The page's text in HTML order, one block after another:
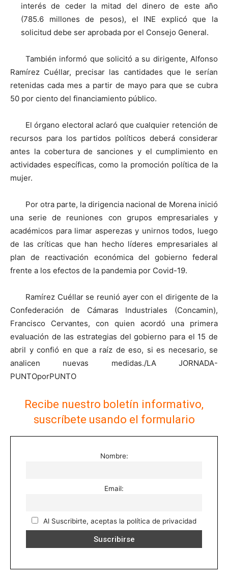
interés de ceder la mitad del dinero de este año
(785.6 millones de pesos), el INE explicó que la
solicitud debe ser aprobada por el Consejo General.
También informó que solicitó a su dirigente, Alfonso
Ramírez Cuéllar, precisar las cantidades que le serían
retenidas cada mes a partir de mayo para que se cubra
50 por ciento del financiamiento público.
El órgano electoral aclaró que cualquier retención de
recursos para los partidos políticos deberá considerar
antes la cobertura de sanciones y el cumplimiento en
actividades específicas, como la promoción política de la
mujer.
Por otra parte, la dirigencia nacional de Morena inició
una serie de reuniones con grupos empresariales y
académicos para limar asperezas y unirnos todos, luego
de las críticas que han hecho líderes empresariales al
plan de reactivación económica del gobierno federal
frente a los efectos de la pandemia por Covid-19.
Ramírez Cuéllar se reunió ayer con el dirigente de la
Confederación de Cámaras Industriales (Concamin),
Francisco Cervantes, con quien acordó una primera
evaluación de las estrategias del gobierno para el 15 de
abril y confió en que a raíz de eso, si es necesario, se
analicen nuevas medidas./LA JORNADA-
PUNTOporPUNTO
Recibe nuestro boletín informativo,
suscríbete usando el formulario
Nombre:
Email:
Al Suscribirte, aceptas la política de privacidad